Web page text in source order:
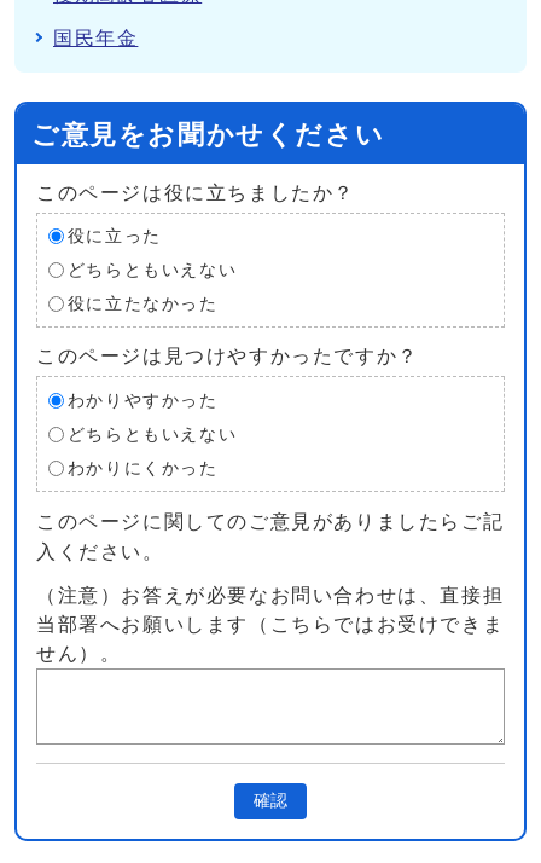
国民年金
ご意見をお聞かせください
このページは役に立ちましたか？
役に立った
どちらともいえない
役に立たなかった
このページは見つけやすかったですか？
わかりやすかった
どちらともいえない
わかりにくかった
このページに関してのご意見がありましたらご記
入ください。
（注意）お答えが必要なお問い合わせは、直接担
当部署へお願いします（こちらではお受けできま
せん）。
確認